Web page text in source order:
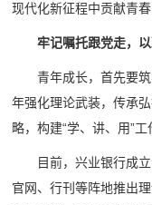
现代化新征程中贡献青春
牢记嘱托跟党走，
青年成长，首先要
年强化理论武装，传承
略，构建“学、讲、用”工
目前，兴业银行成
官网、行刊等阵地推出